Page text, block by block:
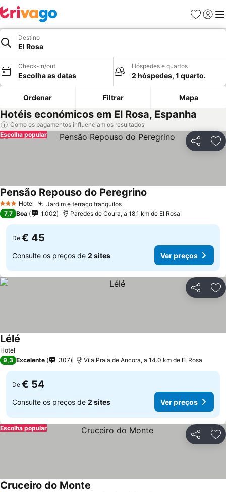
Favoritos
Iniciar
Destino
El Rosa
Check-in/out
Escolha as datas
Hóspedes e quartos
2 hóspedes, 1 quarto.
Ordenar Filtrar Mapa
Hotéis económicos em El Rosa, Espanha
Como os pagamentos influenciam os resultados
Partilhar
Escolha popular
3 EstrelasHotel Jardim e terraço tranquilos
Pensão Repouso do Peregrino
7,7 Boa 1.002 Paredes de Coura, a 18.1 km de El Rosa
De € 45
Consulte os preços de 2 sites Ver preços
Partilhar
Hotel
Lélé
9,3 Excelente 307 Vila Praia de Ancora, a 14.0 km de El Rosa
De € 54
Consulte os preços de 2 sites Ver preços
Partilhar
Escolha popular
Cruceiro do Monte